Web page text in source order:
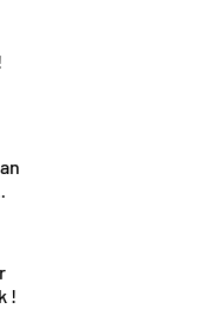
!